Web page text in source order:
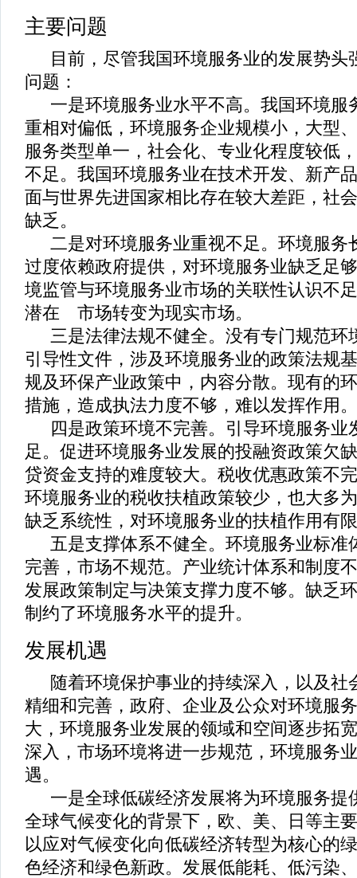
主要问题
目前，尽管我国环境服务业的发展势头
问题：
一是环境服务业水平不高。我国环境服
重相对偏低，环境服务企业规模小，大型
服务类型单一，社会化、专业化程度较低
不足。我国环境服务业在技术开发、新产
面与世界先进国家相比存在较大差距，社
缺乏。
二是对环境服务业重视不足。环境服务
过度依赖政府提供，对环境服务业缺乏足
境监管与环境服务业市场的关联性认识不
潜在 市场转变为现实市场。
三是法律法规不健全。没有专门规范环
引导性文件，涉及环境服务业的政策法规
规及环保产业政策中，内容分散。现有的
措施，造成执法力度不够，难以发挥作用。
四是政策环境不完善。引导环境服务业
足。促进环境服务业发展的投融资政策欠
贷资金支持的难度较大。税收优惠政策不
环境服务业的税收扶植政策较少，也大多
缺乏系统性，对环境服务业的扶植作用有
五是支撑体系不健全。环境服务业标准
完善，市场不规范。产业统计体系和制度
发展政策制定与决策支撑力度不够。缺乏
制约了环境服务水平的提升。
发展机遇
随着环境保护事业的持续深入，以及社
精细和完善，政府、企业及公众对环境服
大，环境服务业发展的领域和空间逐步拓
深入，市场环境将进一步规范，环境服务
遇。
一是全球低碳经济发展将为环境服务提
全球气候变化的背景下，欧、美、日等主
以应对气候变化向低碳经济转型为核心的
色经济和绿色新政。发展低能耗、低污染